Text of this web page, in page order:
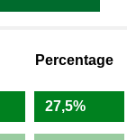
Percentage
27,5%